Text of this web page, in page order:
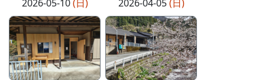
2026-05-10(日) 2026-04-05(日)